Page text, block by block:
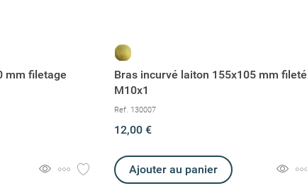
mm filetage
Bras incurvé laiton 155x105 mm fileté
M10x1
Ref. 130007
12,00 €
Ajouter au panier